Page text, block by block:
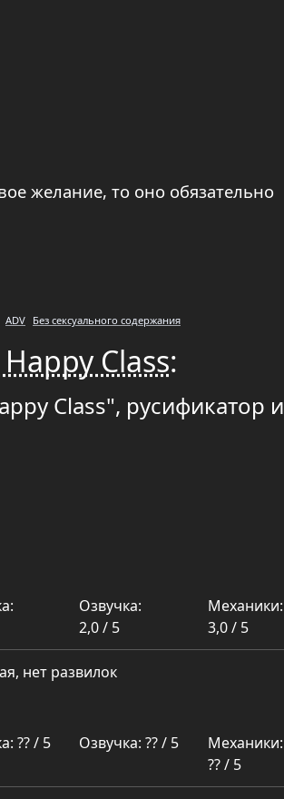
желание, то оно обязательно
ADV Без сексуального содержания
Class:
Class", русификатор и
Озвучка:
2,0 / 5
Механики:
3,0 / 5
нет развилок
?? / 5 Озвучка: ?? / 5
Механики:
?? / 5